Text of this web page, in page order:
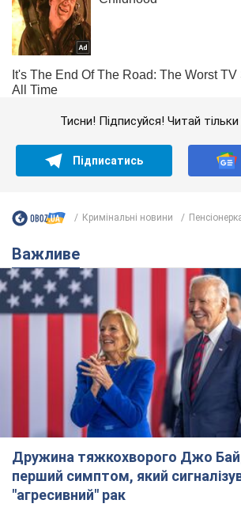
Тисни! Підписуйся! Читай
Підписатись
Кримінальні новини
Важливе
Дружина тяжкохворого Джо
перший симптом, який
"агресивний" рак